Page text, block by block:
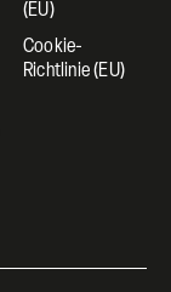
(EU)
Cookie-
Richtlinie (EU)